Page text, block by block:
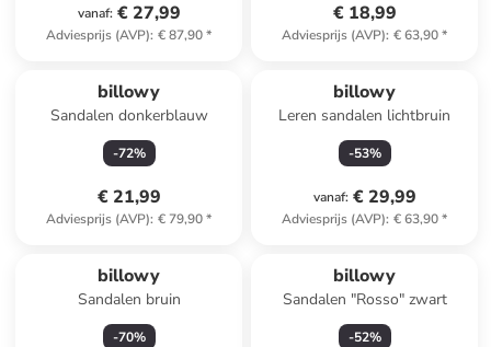
vanaf: € 27,99
Adviesprijs (AVP): € 87,90*
€ 18,99
Adviesprijs (AVP): € 63,90*
billowy
Sandalen donkerblauw
-72%
€ 21,99
Adviesprijs (AVP): € 79,90*
billowy
Leren sandalen lichtbruin
-53%
vanaf: € 29,99
Adviesprijs (AVP): € 63,90*
billowy
Sandalen bruin
-70%
billowy
Sandalen "Rosso" zwart
-52%